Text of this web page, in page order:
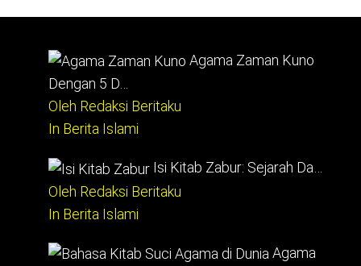
Agama Zaman Kuno
Dengan 5 D…
Oleh Redaksi Beritaku
In Berita Islami
Isi Kitab Zabur: Sejarah Da…
Oleh Redaksi Beritaku
In Berita Islami
Agama